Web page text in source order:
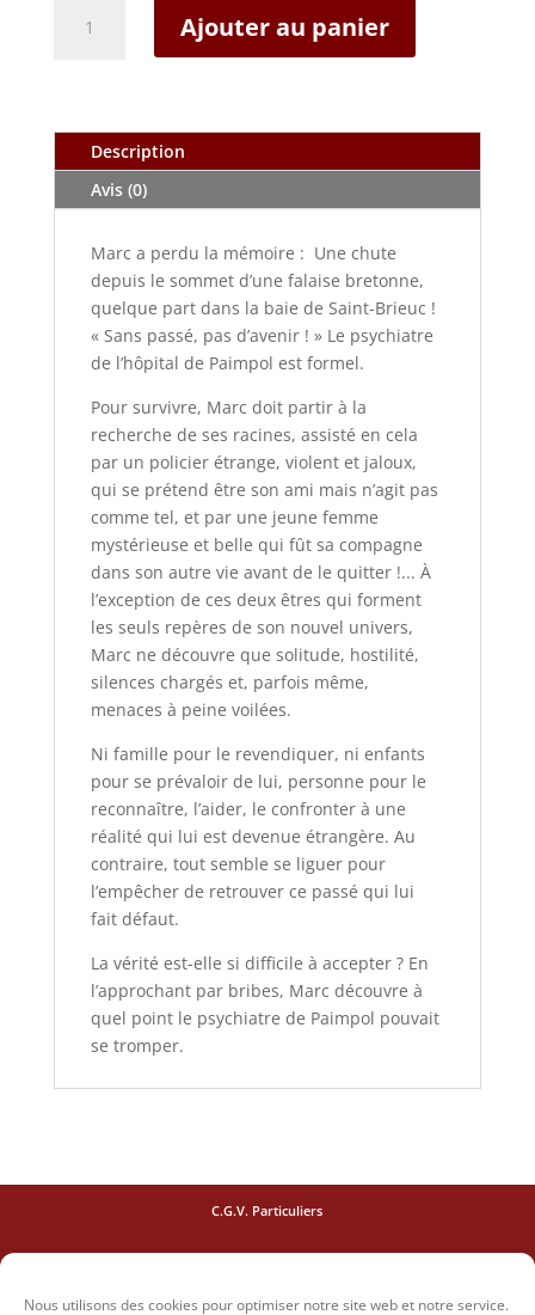
Nous utilisons des cookies pour optimiser notre site web et notre service.
Minotaure
(Epub)
Ajouter au panier
Description
Avis (0)
Marc a perdu la mémoire : Une chute
depuis le sommet d’une falaise bretonne,
quelque part dans la baie de Saint-Brieuc !
« Sans passé, pas d’avenir ! » Le psychiatre
de l’hôpital de Paimpol est formel.
Pour survivre, Marc doit partir à la
recherche de ses racines, assisté en cela
par un policier étrange, violent et jaloux,
qui se prétend être son ami mais n’agit pas
comme tel, et par une jeune femme
mystérieuse et belle qui fût sa compagne
dans son autre vie avant de le quitter !... À
l’exception de ces deux êtres qui forment
les seuls repères de son nouvel univers,
Marc ne découvre que solitude, hostilité,
silences chargés et, parfois même,
menaces à peine voilées.
Ni famille pour le revendiquer, ni enfants
pour se prévaloir de lui, personne pour le
reconnaître, l’aider, le confronter à une
réalité qui lui est devenue étrangère. Au
contraire, tout semble se liguer pour
l’empêcher de retrouver ce passé qui lui
fait défaut.
La vérité est-elle si difficile à accepter ? En
l’approchant par bribes, Marc découvre à
quel point le psychiatre de Paimpol pouvait
se tromper.
C.G.V. Particuliers